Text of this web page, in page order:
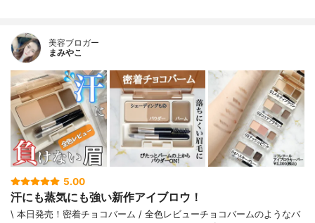
美容ブロガー
まみやこ
5.00
汗にも蒸気にも強い新作アイブロウ！
\ 本日発売！密着チョコバーム / 全色レビュー⁡⁡チョコバームのようなバ